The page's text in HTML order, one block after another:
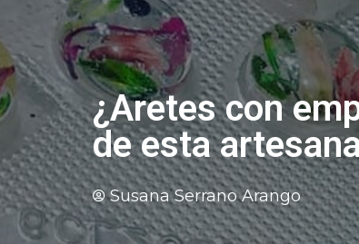
¿Aretes con
de esta
Susana Serrano Arango